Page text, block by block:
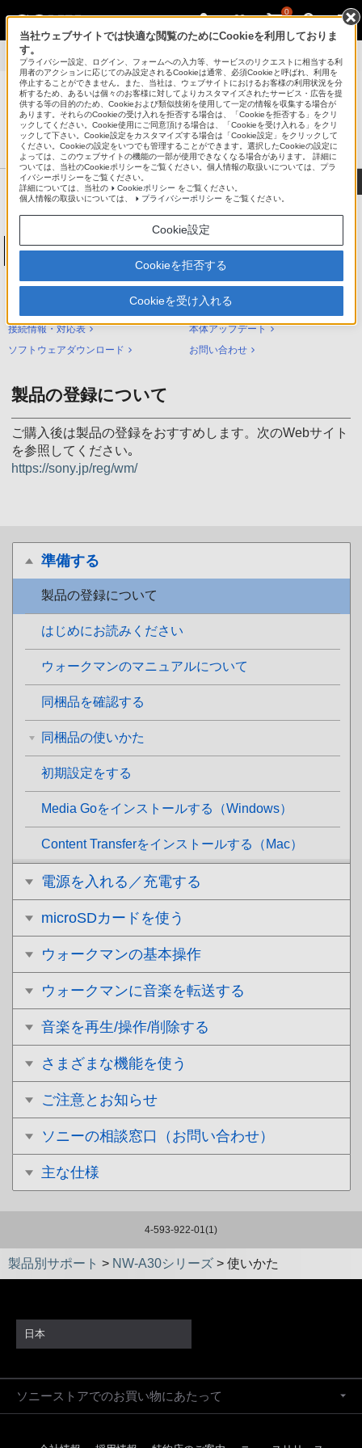
0
製品別サポート > NW-A30シリーズ > 使いかた
ポータブルオーディオプレーヤー ウォークマン®
サポート・お問い合わせ
NW-A30シリーズ
NW-A30シリーズ サポートトップ
困ったときは（Q&A）
接続情報・対応表
本体アップデート
ソフトウェアダウンロード
お問い合わせ
準備する
製品の登録について
はじめにお読みください
ウォークマンのマニュアルについて
同梱品を確認する
同梱品の使いかた
初期設定をする
Media Goをインストールする（Windows）
Content Transferをインストールする（Mac）
電源を入れる／充電する
microSDカードを使う
ウォークマンの基本操作
ウォークマンに音楽を転送する
音楽を再生/操作/削除する
さまざまな機能を使う
ご注意とお知らせ
ソニーの相談窓口（お問い合わせ）
主な仕様
4-593-922-01(1)
製品の登録について
ご購入後は製品の登録をおすすめします。次のWebサイト
を参照してください｡
https://sony.jp/reg/wm/
製品別サポート > NW-A30シリーズ > 使いかた
日本
ソニーストアでのお買い物にあたって
当社ウェブサイトでは快適な閲覧のためにCookieを利用しておりま
す。
プライバシー設定、ログイン、フォームへの入力等、サービスのリクエストに相当する利
用者のアクションに応じてのみ設定されるCookieは通常、必須Cookieと呼ばれ、利用を
停止することができません。また、当社は、ウェブサイトにおけるお客様の利用状況を分
析するため、あるいは個々のお客様に対してよりカスタマイズされたサービス・広告を提
供する等の目的のため、Cookieおよび類似技術を使用して一定の情報を収集する場合が
あります。それらのCookieの受け入れを拒否する場合は、「Cookieを拒否する」をクリ
ックしてください。Cookie使用にご同意頂ける場合は、「Cookieを受け入れる」をクリ
ックして下さい。Cookie設定をカスタマイズする場合は「Cookie設定」をクリックして
ください。Cookieの設定をいつでも管理することができます。選択したCookieの設定に
よっては、このウェブサイトの機能の一部が使用できなくなる場合があります。 詳細に
ついては、当社のCookieポリシーをご覧ください。個人情報の取扱いについては、プラ
イバシーポリシーをご覧ください。
詳細については、当社の
Cookieポリシー をご覧ください。
個人情報の取扱いについては、
プライバシーポリシー をご覧ください。
Cookie設定
Cookieを拒否する
Cookieを受け入れる